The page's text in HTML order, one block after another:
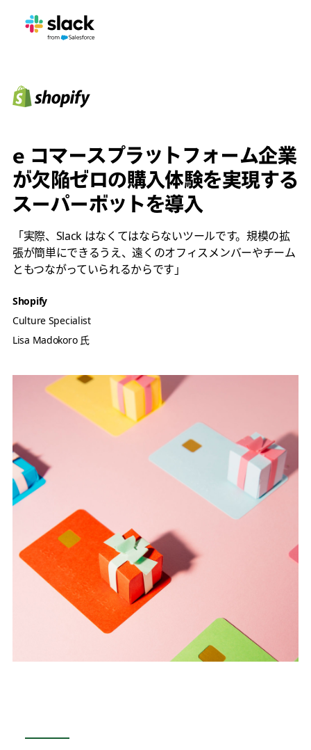
e コマースプラットフォーム企業
が欠陥ゼロの購入体験を実現する
スーパーボットを導入
「実際、Slack はなくてはならないツールです。規模の拡
張が簡単にできるうえ、遠くのオフィスメンバーやチーム
ともつながっていられるからです」
Shopify
Culture Specialist
Lisa Madokoro 氏